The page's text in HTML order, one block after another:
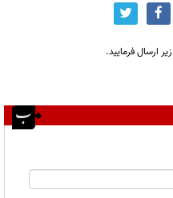
ارسال فرمایید.